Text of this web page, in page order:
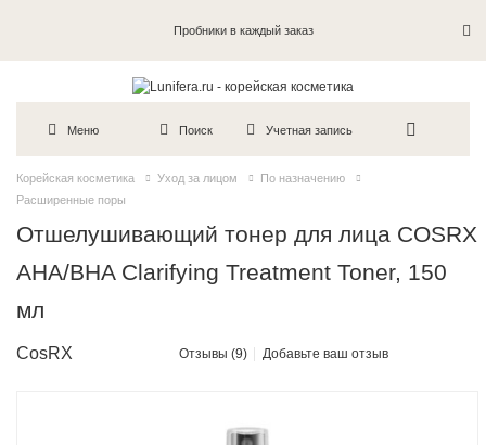
Пробники в каждый заказ
Меню Поиск Учетная запись
Корейская косметика Уход за лицом
По назначению
Расширенные поры
Отшелушивающий тонер для лица COSRX
AHA/BHA Clarifying Treatment Toner, 150
мл
CosRX Отзывы (9) Добавьте ваш отзыв